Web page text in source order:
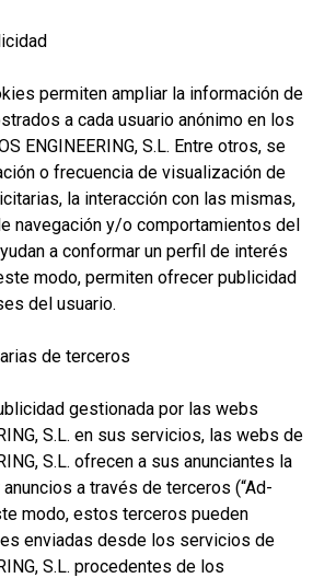
permiten ampliar la información de
a cada usuario anónimo en los
ENGINEERING, S.L. Entre otros, se
o frecuencia de visualización de
la interacción con las mismas,
navegación y/o comportamientos del
a conformar un perfil de interés
modo, permiten ofrecer publicidad
del usuario.
de terceros
gestionada por las webs
S.L. en sus servicios, las webs de
S.L. ofrecen a sus anunciantes la
a través de terceros (“Ad-
modo, estos terceros pueden
enviadas desde los servicios de
S.L. procedentes de los